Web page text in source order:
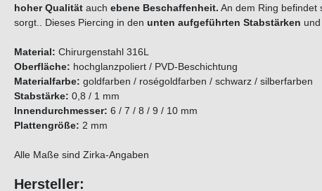
hoher Qualität auch ebene Beschaffenheit. An dem Ring befindet
sorgt.. Dieses Piercing in den unten aufgeführten Stabstärken und
Material: Chirurgenstahl 316L
Oberfläche: hochglanzpoliert / PVD-Beschichtung
Materialfarbe: goldfarben / roségoldfarben / schwarz / silberfarben
Stabstärke: 0,8 / 1 mm
Innendurchmesser: 6 / 7 / 8 / 9 / 10 mm
Plattengröße: 2 mm
Alle Maße sind Zirka-Angaben
Hersteller: